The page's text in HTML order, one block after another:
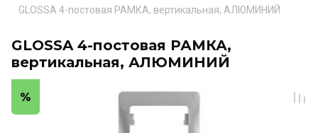
GLOSSA 4-постовая РАМКА, вертикальная, АЛЮМИНИЙ
GLOSSA 4-постовая РАМКА,
вертикальная, АЛЮМИНИЙ